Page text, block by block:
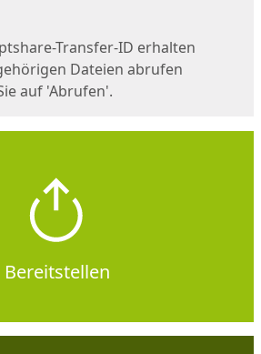
Transfer-ID erhalten
Dateien abrufen
auf 'Abrufen'.
Bereitstellen